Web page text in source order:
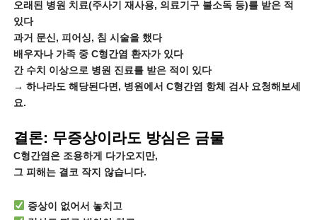
오래된 병원 치료(주사기 재사용, 의료기구 불소독 등)를 받은 적
있다
과거 문신, 피어싱, 침 시술을 했다
배우자나 가족 중 C형간염 환자가 있다
간 수치 이상으로 병원 진료를 받은 적이 있다
→ 하나라도 해당된다면, 병원에서 C형간염 항체 검사 요청해보세
요.
결론: 무증상이라도 방심은 금물
C형간염은 조용하게 다가오지만,
그 피해는 결코 작지 않습니다.
증상이 없어서 놓치고